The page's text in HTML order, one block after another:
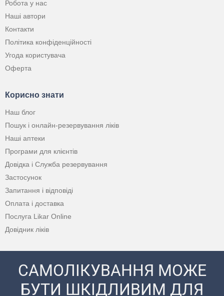
Робота у нас
Наші автори
Контакти
Політика конфіденційності
Угода користувача
Оферта
Корисно знати
Наш блог
Пошук і онлайн-резервування ліків
Наші аптеки
Програми для клієнтів
Довідка і Служба резервування
Застосунок
Запитання і відповіді
Оплата і доставка
Послуга Likar Online
Довідник ліків
САМОЛІКУВАННЯ МОЖЕ
БУТИ ШКІДЛИВИМ ДЛЯ